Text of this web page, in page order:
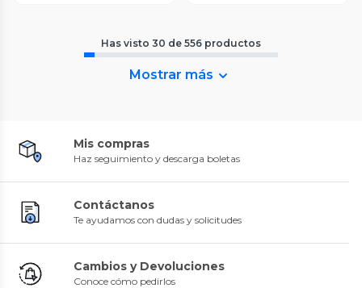
Has visto 30 de 556 productos
Mostrar más
Mis compras
Haz seguimiento y descarga boletas
Contáctanos
Te ayudamos con dudas y solicitudes
Cambios y Devoluciones
Conoce cómo pedirlos